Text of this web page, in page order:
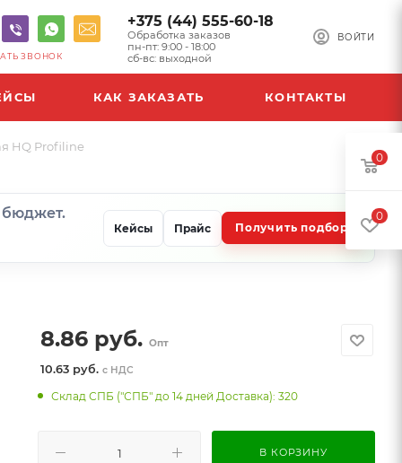
ВОЙТИ
+375 (44) 555-60-18
Обработка заказов
пн-пт: 9:00 - 18:00
сб-вс: выходной
ЗВОНОК
КАК ЗАКАЗАТЬ КОНТАКТЫ
HQ Profiline
бюджет.
Кейсы Прайс Получить подбор
8.86 руб. Опт
10.63 руб.с НДС
Склад СПБ ("СПБ" до 14 дней Доставка): 320
В КОРЗИНУ
0
0